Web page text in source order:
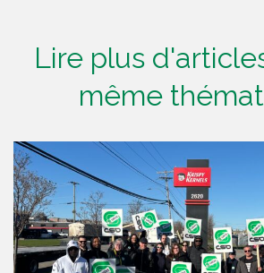
Lire plus
même